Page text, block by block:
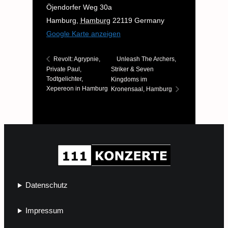
Öjendorfer Weg 30a
Hamburg
Hamburg 22119 Germany
Google Karte anzeigen
Revolt: Agrypnie,
Private Paul,
Todtgelichter,
Xepereon in Hamburg
Unleash The Archers,
Striker & Seven
Kingdoms im
Kronensaal, Hamburg
Datenschutz
Impressum